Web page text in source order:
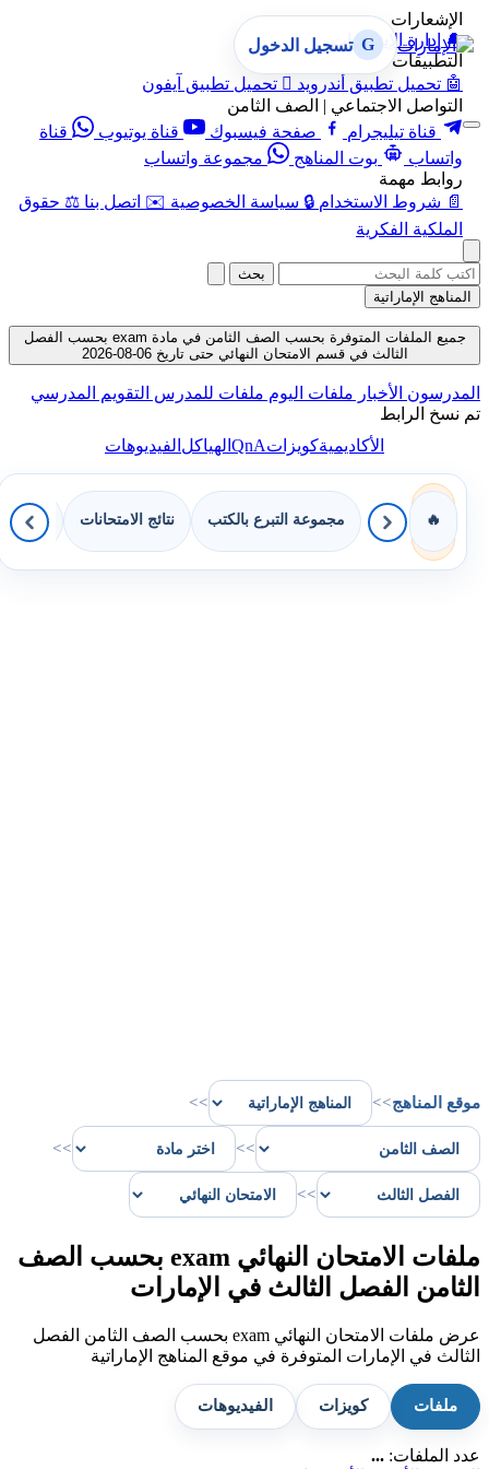
الإشعارات
🔔 إدارة الإشعارات
التطبيقات
🤖 تحميل تطبيق أندرويد  تحميل تطبيق آيفون
التواصل الاجتماعي | الصف الثامن
قناة تيليجرام
صفحة فيسبوك قناة يوتيوب
قناة
واتساب
بوت المناهج
مجموعة واتساب
روابط مهمة
📄 شروط الاستخدام 🔒 سياسة الخصوصية ✉️ اتصل بنا ⚖️ حقوق
الملكية الفكرية
G تسجيل الدخول
بحث
المناهج الإماراتية
جميع الملفات المتوفرة بحسب الصف الثامن في مادة exam بحسب الفصل
الثالث في قسم الامتحان النهائي حتى تاريخ 06-08-2026
المدرسون الأخبار ملفات اليوم ملفات للمدرس التقويم المدرسي
تم نسخ الرابط
الأكاديميةكويزاتQnAالهياكلالفيديوهات
🔥 مجموعة التبرع بالكتب نتائج الامتحانات
موقع المناهج>>
>>
>>
>>
>>
ملفات الامتحان النهائي exam بحسب الصف
الثامن الفصل الثالث في الإمارات
عرض ملفات الامتحان النهائي exam بحسب الصف الثامن الفصل
الثالث في الإمارات المتوفرة في موقع المناهج الإماراتية
ملفات كويزات الفيديوهات
عدد الملفات: ...